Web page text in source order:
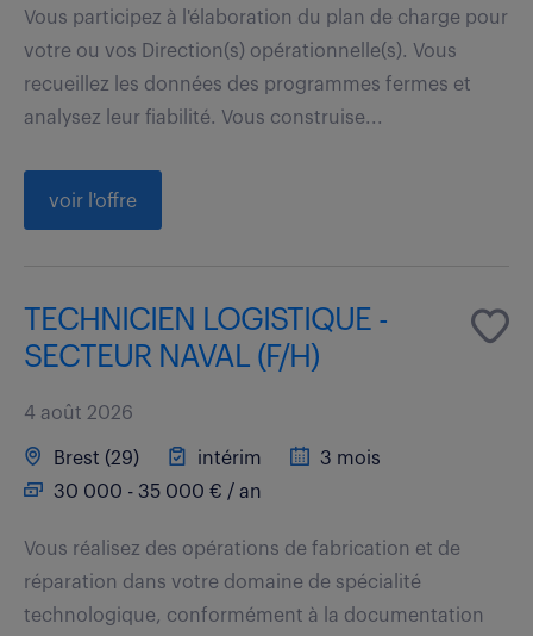
Vous participez à l'élaboration du plan de charge pour
votre ou vos Direction(s) opérationnelle(s). Vous
recueillez les données des programmes fermes et
analysez leur fiabilité. Vous construise...
voir l'offre
TECHNICIEN LOGISTIQUE -
SECTEUR NAVAL (F/H)
4 août 2026
Brest (29) intérim
3 mois
30 000 - 35 000 € / an
Vous réalisez des opérations de fabrication et de
réparation dans votre domaine de spécialité
technologique, conformément à la documentation